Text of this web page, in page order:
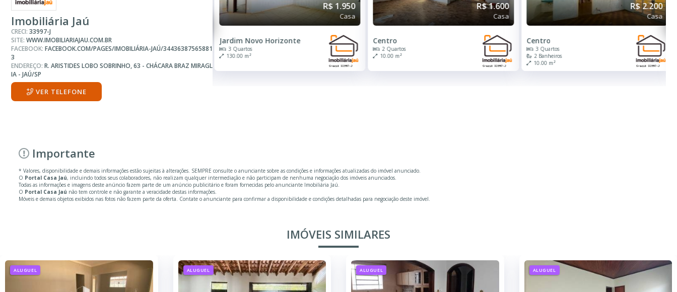
Imobiliária Jaú
CRECI: 33997-J
SITE: WWW.IMOBILIARIAJAU.COM.BR
FACEBOOK: FACEBOOK.COM/PAGES/IMOBILIÁRIA-JAÚ/34436387565881
3
ENDEREÇO: R. ARISTIDES LOBO SOBRINHO, 63 - CHÁCARA BRAZ MIRAGL
IA - JAÚ/SP
VER TELEFONE
Condomínio São Luiz
2 Quartos
1.00 m²
R$ 1.950
Casa
Jardim Novo Horizonte
3 Quartos
130.00 m²
R$ 1.600
Casa
Centro
2 Quartos
10.00 m²
R$ 2.200
Casa
Centro
3 Quartos
2 Banheiros
10.00 m²
Importante
* Valores, disponibilidade e demais informações estão sujeitas à alterações. SEMPRE consulte o anunciante sobre as condições e informações atualizadas do imóvel anunciado.
O Portal Casa Jaú, incluindo todos seus colaboradores, não realizam qualquer intermediação e não participam de nenhuma negociação dos imóveis anunciados.
Todas as informações e imagens deste anúncio fazem parte de um anúncio publicitário e foram fornecidas pelo anunciante Imobiliária Jaú.
O Portal Casa Jaú não tem controle e não garante a veracidade destas informações.
Móveis e demais objetos exibidos nas fotos não fazem parte da oferta. Contate o anunciante para confirmar a disponibilidade e condições detalhadas para negociação deste imóvel.
IMÓVEIS SIMILARES
ALUGUEL ALUGUEL ALUGUEL ALUGUEL